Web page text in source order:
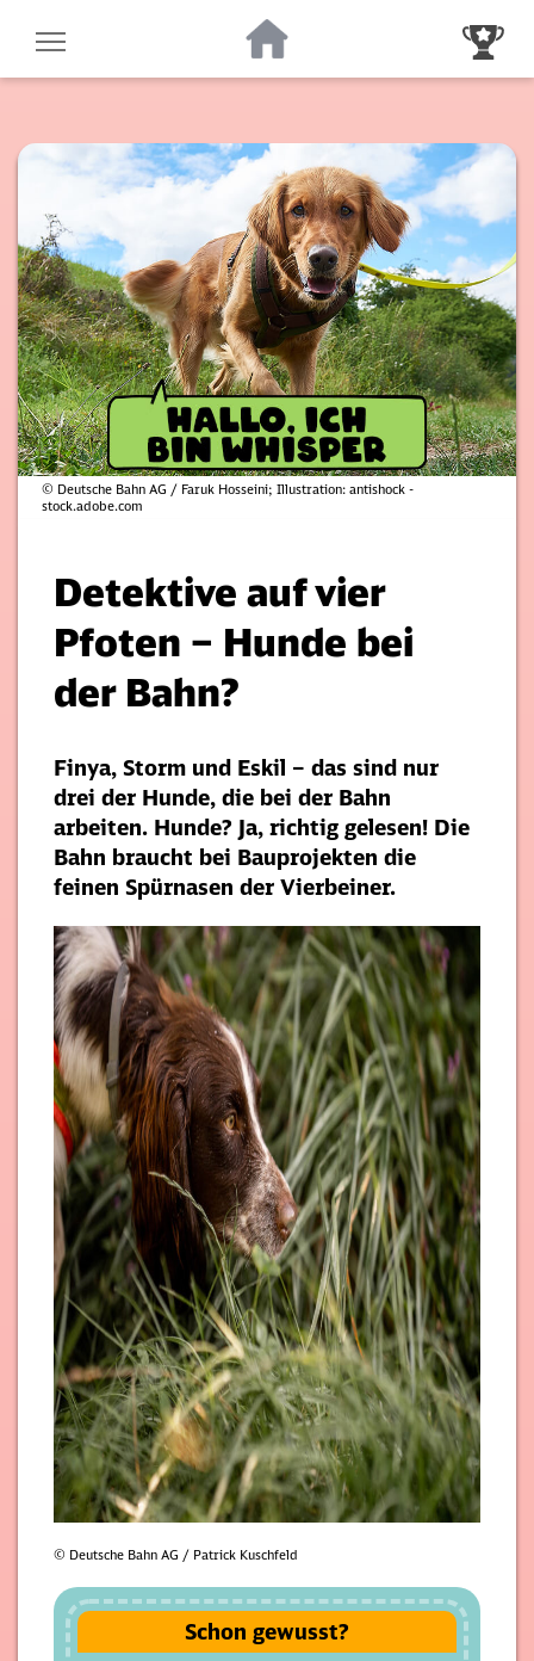
© Deutsche Bahn AG / Faruk Hosseini; Illustration: antishock -
stock.adobe.com
Detektive auf vier
Pfoten – Hunde bei
der Bahn?
Finya, Storm und Eskil – das sind nur
drei der Hunde, die bei der Bahn
arbeiten. Hunde? Ja, richtig gelesen! Die
Bahn braucht bei Bauprojekten die
feinen Spürnasen der Vierbeiner.
© Deutsche Bahn AG / Patrick Kuschfeld
Schon gewusst?